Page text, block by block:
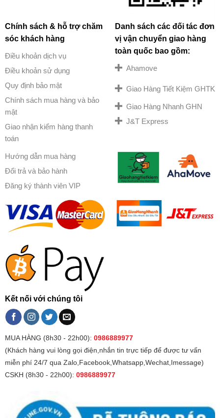
Chính sách & hỗ trợ chăm
sóc khách hàng
Điều khoản dịch vụ
Điều khoản sử dụng
Quy định bảo mật
Chính sách mua hàng và bảo
mật
Giao nhận kiểm hàng thanh
toán
Hướng dẫn mua hàng
Đổi trả và bảo hành
Đăng ký thành viên VIP
Danh sách các đối tác đơn
vị vận chuyển giao hàng
toàn quốc bao gồm:
Ahamove
Giao Hàng Tiết Kiệm GHTK
Giao Hàng Nhanh GHN
J&T Express
Kết nối với chúng tôi
MUA HÀNG (8h30 - 22h00): 0986889977
(Khách hàng vui lòng gọi điện,nhắn tin trực tiếp để được tư vấn
miễn phí 24/7 qua Zalo,Facebook,Whatsapp,Wechat,Imessage)
CSKH (8h30 - 22h00): 0986889977